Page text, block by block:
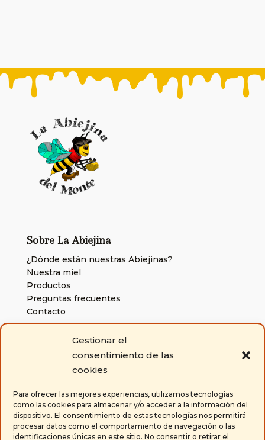
Gestionar el
consentimiento de las
cookies
Para ofrecer las mejores experiencias, utilizamos tecnologías
como las cookies para almacenar y/o acceder a la información del
dispositivo. El consentimiento de estas tecnologías nos permitirá
procesar datos como el comportamiento de navegación o las
identificaciones únicas en este sitio. No consentir o retirar el
Sobre La Abiejina
¿Dónde están nuestras Abiejinas?
Nuestra miel
Productos
Preguntas frecuentes
Contacto
Política de cookies
Aviso legal y condiciones generales de uso
Contacta con nosotros